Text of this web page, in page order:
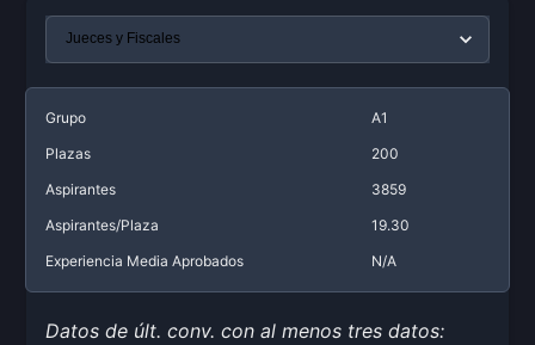
Grupo
A1
Plazas
200
Aspirantes
3859
Aspirantes/Plaza
19.30
Experiencia Media Aprobados
N/A
Datos de últ. conv. con al menos tres datos: